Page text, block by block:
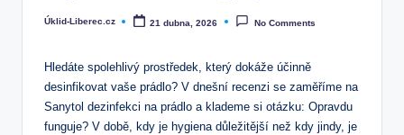
Posted
Úklid-Liberec.cz 21 dubna, 2026 No Comments
Hledáte spolehlivý prostředek, který dokáže účinně
desinfikovat vaše prádlo? V dnešní recenzi se zaměříme na
Sanytol dezinfekci na prádlo a klademe si otázku: Opravdu
funguje? V době, kdy je hygiena důležitější než kdy jindy, je